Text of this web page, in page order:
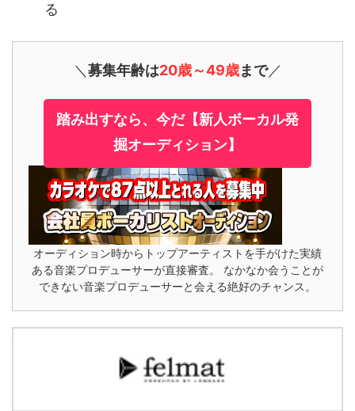
る
＼ 募集年齢は20歳～49歳まで／
踏み出すなら、今だ【新人ボーカル発
掘オーディション】
オーディション時からトップアーティストを手がけた実績
ある音楽プロデューサーが直接審査。 なかなか会うことが
できない音楽プロデューサーと会える絶好のチャンス。